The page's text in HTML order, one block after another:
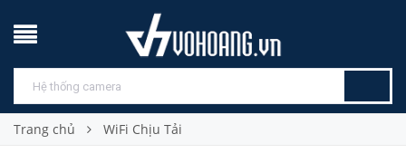
Trang chủ WiFi Chịu Tải